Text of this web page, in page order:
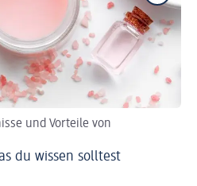
und Vorteile von
du wissen solltest